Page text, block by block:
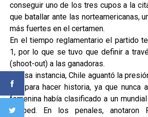
conseguir uno de los tres cupos a la
que batallar ante las norteamericanas,
más fuertes en el certamen.
En el tiempo reglamentario el partido
1, por lo que se tuvo que definir a
(shoot-out) a las ganadoras.
En esa instancia, Chile aguantó la
2-0 para hacer historia, ya que nunca
femenina había clasificado a un
césped. En los penales, anotaron